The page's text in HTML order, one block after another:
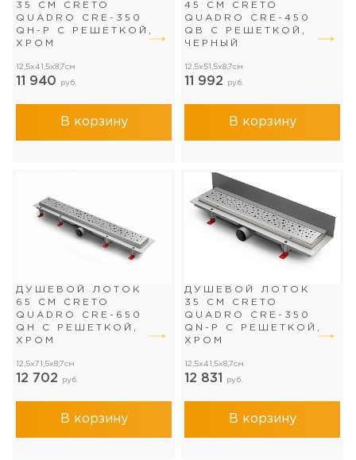
35 СМ CRETO
QUADRO CRE-350
QH-P С РЕШЕТКОЙ,
ХРОМ
12,5x41,5x8,7см
11 940 руб.
В корзину
45 СМ CRETO
QUADRO CRE-450
QB С РЕШЕТКОЙ,
ЧЕРНЫЙ
12,5x51,5x8,7см
11 992 руб.
В корзину
ДУШЕВОЙ ЛОТОК
65 СМ CRETO
QUADRO CRE-650
QH С РЕШЕТКОЙ,
ХРОМ
12,5x71,5x8,7см
12 702 руб.
В корзину
ДУШЕВОЙ ЛОТОК
35 СМ CRETO
QUADRO CRE-350
QN-P С РЕШЕТКОЙ,
ХРОМ
12,5x41,5x8,7см
12 831 руб.
В корзину